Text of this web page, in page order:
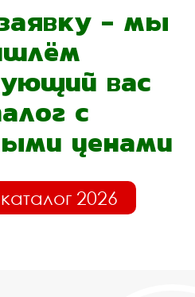
- мы
вас
с
ценами
2026